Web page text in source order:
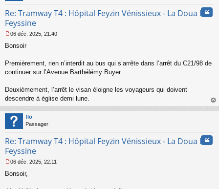
Re: Tramway T4 : Hôpital Feyzin Vénissieux - La Doua IUT
Feyssine
e
s
g
n
o
n
l
u
06 déc. 2025, 21:40
Bonsoir
Premièrement, rien n’interdit au bus qui s’arrête dans l’arrêt du C21/98 de
continuer sur l’Avenue Barthélémy Buyer.
Deuxièmement, l’arrêt le visan éloigne les voyageurs qui doivent
descendre à église demi lune.
au
flo
Passager
Re: Tramway T4 : Hôpital Feyzin Vénissieux - La Doua IUT
Feyssine
e
06 déc. 2025, 22:11
Bonsoir,